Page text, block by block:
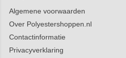
Algemene voorwaarden
Over Polyestershoppen.nl
Contactinformatie
Privacyverklaring